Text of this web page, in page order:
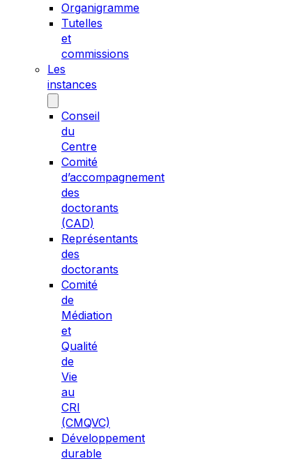
Organigramme
Tutelles
et
commissions
Les
instances
Conseil
du
Centre
Comité
d’accompagnement
des
doctorants
(CAD)
Représentants
des
doctorants
Comité
de
Médiation
et
Qualité
de
Vie
au
CRI
(CMQVC)
Développement
durable